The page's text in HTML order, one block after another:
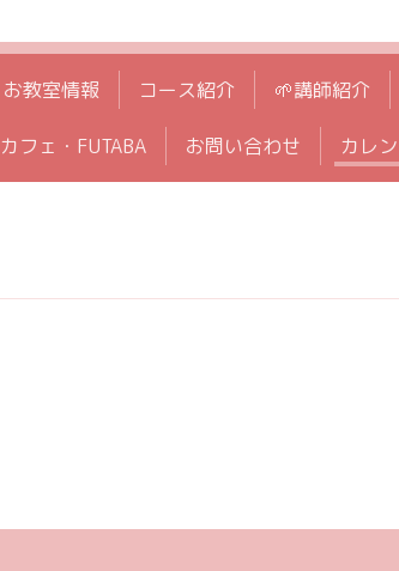
お教室情報 コース紹介 🌱講師紹介
カフェ・FUTABA お問い合わせ カレ